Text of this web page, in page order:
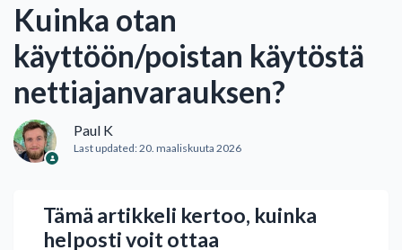
Kuinka otan
käyttöön/poistan käytöstä
nettiajanvarauksen?
Paul K
Last updated:20. maaliskuuta 2026
Tämä artikkeli kertoo, kuinka
helposti voit ottaa